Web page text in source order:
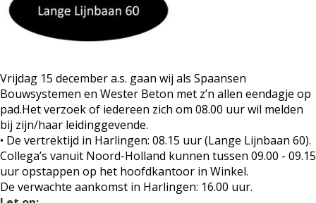
Vrijdag 15 december a.s. gaan wij als Spaansen
Bouwsystemen en Wester Beton met z’n allen eendagje op
pad.Het verzoek of iedereen zich om 08.00 uur wil melden
bij zijn/haar leidinggevende.
• De vertrektijd in Harlingen: 08.15 uur (Lange Lijnbaan 60).
Collega’s vanuit Noord-Holland kunnen tussen 09.00 - 09.15
uur opstappen op het hoofdkantoor in Winkel.
De verwachte aankomst in Harlingen: 16.00 uur.